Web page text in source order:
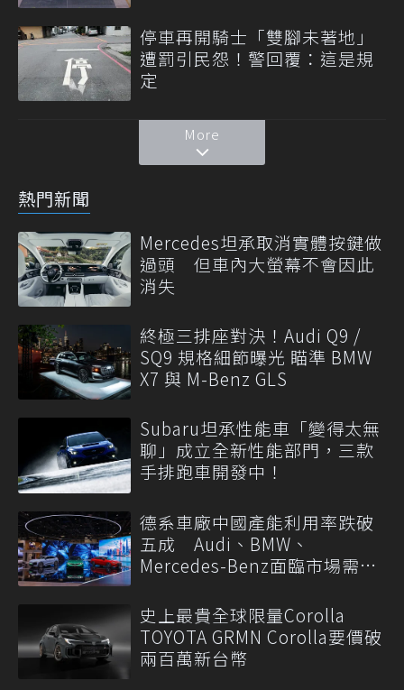
停車再開騎士「雙腳未著地」
遭罰引民怨！警回覆：這是規
定
More
熱門新聞
Mercedes坦承取消實體按鍵做
過頭 但車內大螢幕不會因此
消失
終極三排座對決！Audi Q9 /
SQ9 規格細節曝光 瞄準 BMW
X7 與 M-Benz GLS
Subaru坦承性能車「變得太無
聊」成立全新性能部門，三款
手排跑車開發中！
德系車廠中國產能利用率跌破
五成 Audi、BMW、
Mercedes-Benz面臨市場需求
史上最貴全球限量Corolla
TOYOTA GRMN Corolla要價破
兩百萬新台幣